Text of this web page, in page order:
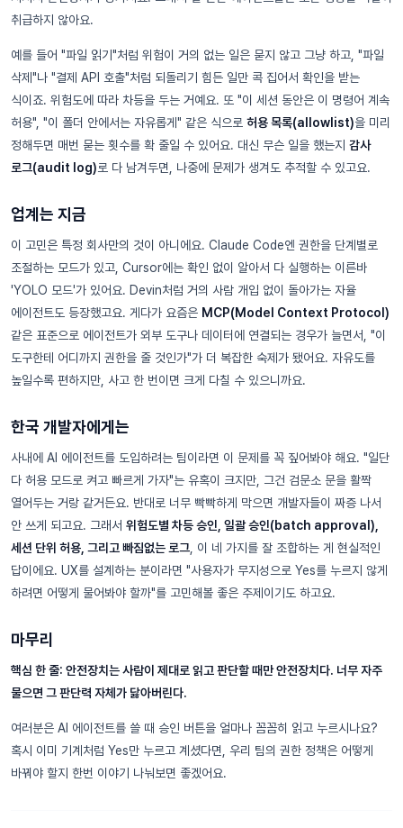
취급하지 않아요.
예를 들어 "파일 읽기"처럼 위험이 거의 없는 일은 묻지 않고 그냥 하고, "파일
삭제"나 "결제 API 호출"처럼 되돌리기 힘든 일만 콕 집어서 확인을 받는
식이죠. 위험도에 따라 차등을 두는 거예요. 또 "이 세션 동안은 이 명령어 계속
허용", "이 폴더 안에서는 자유롭게" 같은 식으로 허용 목록(allowlist)을 미리
정해두면 매번 묻는 횟수를 확 줄일 수 있어요. 대신 무슨 일을 했는지 감사
로그(audit log)로 다 남겨두면, 나중에 문제가 생겨도 추적할 수 있고요.
업계는 지금
이 고민은 특정 회사만의 것이 아니에요. Claude Code엔 권한을 단계별로
조절하는 모드가 있고, Cursor에는 확인 없이 알아서 다 실행하는 이른바
'YOLO 모드'가 있어요. Devin처럼 거의 사람 개입 없이 돌아가는 자율
에이전트도 등장했고요. 게다가 요즘은 MCP(Model Context Protocol)
같은 표준으로 에이전트가 외부 도구나 데이터에 연결되는 경우가 늘면서, "이
도구한테 어디까지 권한을 줄 것인가"가 더 복잡한 숙제가 됐어요. 자유도를
높일수록 편하지만, 사고 한 번이면 크게 다칠 수 있으니까요.
한국 개발자에게는
사내에 AI 에이전트를 도입하려는 팀이라면 이 문제를 꼭 짚어봐야 해요. "일단
다 허용 모드로 켜고 빠르게 가자"는 유혹이 크지만, 그건 검문소 문을 활짝
열어두는 거랑 같거든요. 반대로 너무 빡빡하게 막으면 개발자들이 짜증 나서
안 쓰게 되고요. 그래서 위험도별 차등 승인, 일괄 승인(batch approval),
세션 단위 허용, 그리고 빠짐없는 로그, 이 네 가지를 잘 조합하는 게 현실적인
답이에요. UX를 설계하는 분이라면 "사용자가 무지성으로 Yes를 누르지 않게
하려면 어떻게 물어봐야 할까"를 고민해볼 좋은 주제이기도 하고요.
마무리
핵심 한 줄: 안전장치는 사람이 제대로 읽고 판단할 때만 안전장치다. 너무 자주
물으면 그 판단력 자체가 닳아버린다.
여러분은 AI 에이전트를 쓸 때 승인 버튼을 얼마나 꼼꼼히 읽고 누르시나요?
혹시 이미 기계처럼 Yes만 누르고 계셨다면, 우리 팀의 권한 정책은 어떻게
바꿔야 할지 한번 이야기 나눠보면 좋겠어요.